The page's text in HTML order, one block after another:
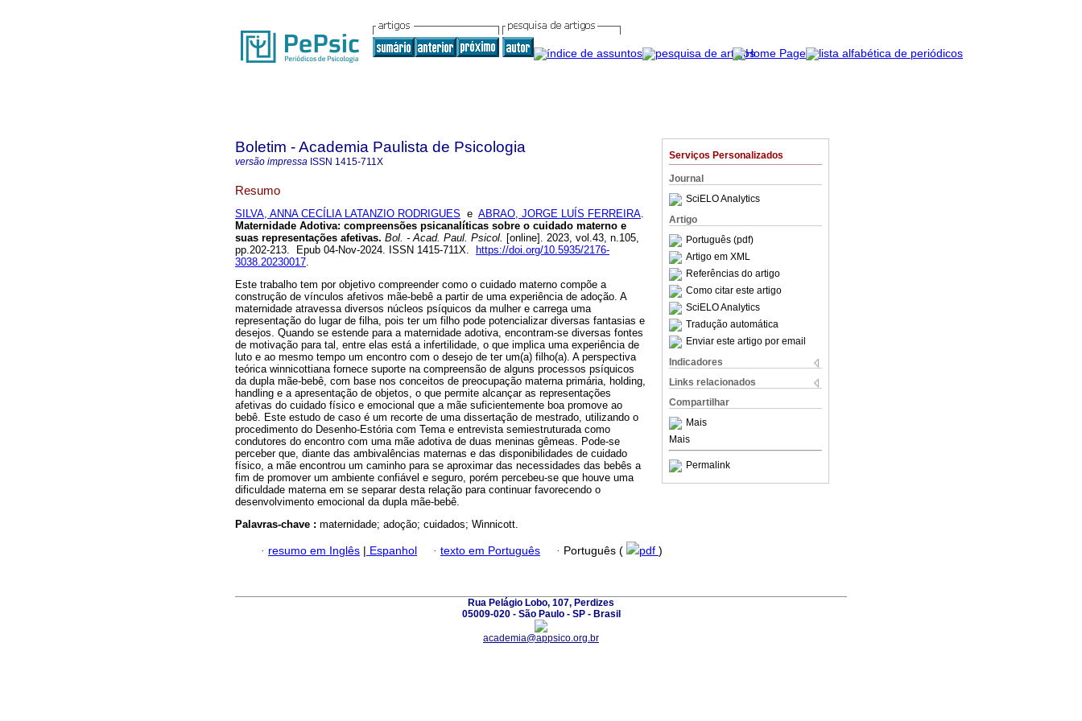
Serviços Personalizados
Journal
SciELO Analytics
Artigo
Português (pdf)
Artigo em XML
Referências do artigo
Como citar este artigo
SciELO Analytics
Tradução automática
Enviar este artigo por email
Indicadores
Links relacionados
Compartilhar
Mais
Mais
Permalink
Boletim - Academia Paulista de Psicologia
versão impressa ISSN 1415-711X
Resumo
SILVA, ANNA CECÍLIA LATANZIO RODRIGUES e ABRAO, JORGE LUÍS FERREIRA.
Maternidade Adotiva: compreensões psicanalíticas sobre o cuidado materno e
suas representações afetivas. Bol. - Acad. Paul. Psicol. [online]. 2023, vol.43, n.105,
pp.202-213. Epub 04-Nov-2024. ISSN 1415-711X.
https://doi.org/10.5935/2176-
3038.20230017.
Este trabalho tem por objetivo compreender como o cuidado materno compõe a
construção de vínculos afetivos mãe-bebê a partir de uma experiência de adoção. A
maternidade atravessa diversos núcleos psíquicos da mulher e carrega uma
representação do lugar de filha, pois ter um filho pode potencializar diversas fantasias e
desejos. Quando se estende para a maternidade adotiva, encontram-se diversas fontes
de motivação para tal, entre elas está a infertilidade, o que implica uma experiência de
luto e ao mesmo tempo um encontro com o desejo de ter um(a) filho(a). A perspectiva
teórica winnicottiana fornece suporte na compreensão de alguns processos psíquicos
da dupla mãe-bebê, com base nos conceitos de preocupação materna primária, holding,
handling e a apresentação de objetos, o que permite alcançar as representações
afetivas do cuidado físico e emocional que a mãe suficientemente boa promove ao
bebê. Este estudo de caso é um recorte de uma dissertação de mestrado, utilizando o
procedimento do Desenho-Estória com Tema e entrevista semiestruturada como
condutores do encontro com uma mãe adotiva de duas meninas gêmeas. Pode-se
perceber que, diante das ambivalências maternas e das disponibilidades de cuidado
físico, a mãe encontrou um caminho para se aproximar das necessidades das bebês a
fim de promover um ambiente confiável e seguro, porém percebeu-se que houve uma
dificuldade materna em se separar desta relação para continuar favorecendo o
desenvolvimento emocional da dupla mãe-bebê.
Palavras-chave : maternidade; adoção; cuidados; Winnicott.
· resumo em Inglês | Espanhol · texto em Português · Português ( pdf )
Rua Pelágio Lobo, 107, Perdizes
05009-020 - São Paulo - SP - Brasil
academia@appsico.org.br